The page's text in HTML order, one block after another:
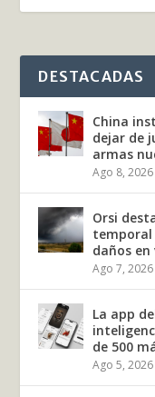
DESTACADAS
China
dejar de
armas
Ago 8, 2026
Orsi
temporal
daños en
Ago 7, 2026
La app
de 500
Ago 5, 2026